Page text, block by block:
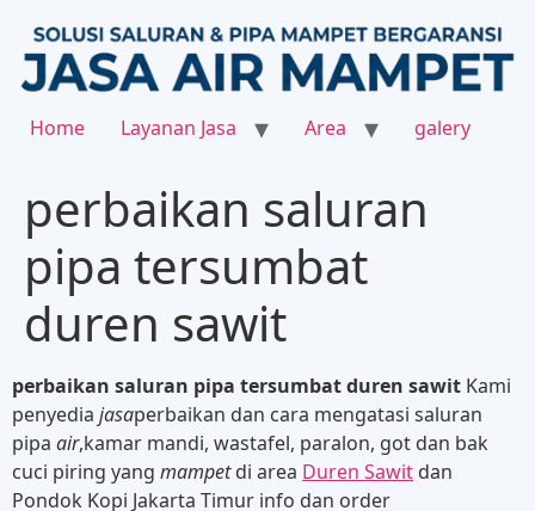
Home Layanan Jasa Area galery
perbaikan saluran
pipa tersumbat
duren sawit
perbaikan saluran pipa tersumbat duren sawit Kami
penyedia jasaperbaikan dan cara mengatasi saluran
pipa air,kamar mandi, wastafel, paralon, got dan bak
cuci piring yang mampetdi area Duren Sawit dan
Pondok Kopi Jakarta Timur info dan order